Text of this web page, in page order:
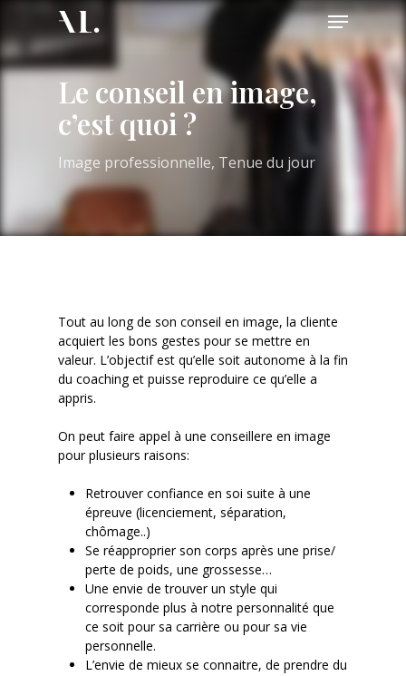
main
content
Menu
Le conseil en image,
c’est quoi ?
Image professionnelle, Tenue du jour
Tout au long de son conseil en image, la cliente
acquiert les bons gestes pour se mettre en
valeur. L’objectif est qu’elle soit autonome à la fin
du coaching et puisse reproduire ce qu’elle a
appris.
On peut faire appel à une conseillere en image
pour plusieurs raisons:
Retrouver confiance en soi suite à une
épreuve (licenciement, séparation,
chômage..)
Se réapproprier son corps après une prise/
perte de poids, une grossesse…
Une envie de trouver un style qui
corresponde plus à notre personnalité que
ce soit pour sa carrière ou pour sa vie
personnelle.
L’envie de mieux se connaitre, de prendre du